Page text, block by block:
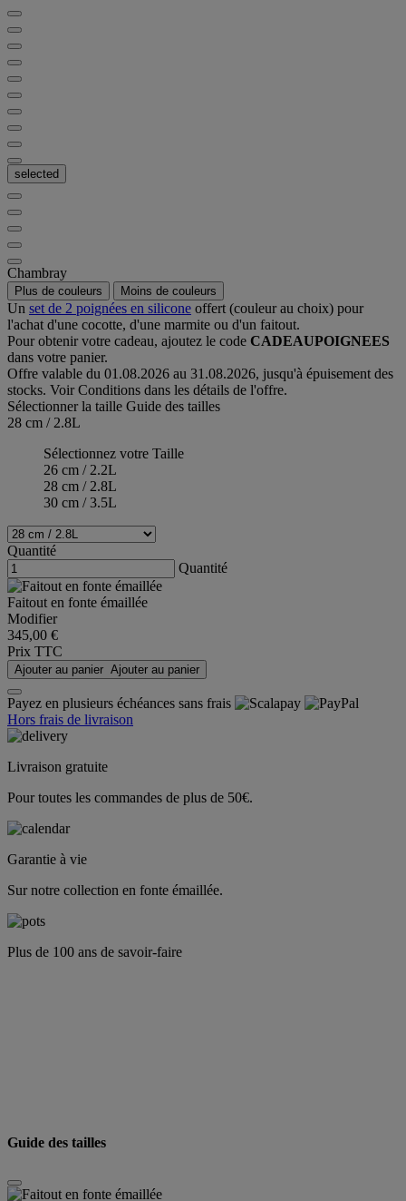
selected
Chambray
Plus de couleurs Moins de couleurs
Un set de 2 poignées en silicone offert (couleur au choix) pour
l'achat d'une cocotte, d'une marmite ou d'un faitout.
Pour obtenir votre cadeau, ajoutez le code CADEAUPOIGNEES
dans votre panier.
Offre valable du 01.08.2026 au 31.08.2026, jusqu'à épuisement des
stocks. Voir Conditions dans les détails de l'offre.
Sélectionner la taille Guide des tailles
28 cm / 2.8L
Sélectionnez votre Taille
26 cm / 2.2L
28 cm / 2.8L
30 cm / 3.5L
Quantité
Quantité
Faitout en fonte émaillée
Modifier
345,00 €
Prix TTC
Ajouter au panier Ajouter au panier
Payez en plusieurs échéances sans frais
Hors frais de livraison
Livraison gratuite
Pour toutes les commandes de plus de 50€.
Garantie à vie
Sur notre collection en fonte émaillée.
Plus de 100 ans de savoir-faire
Guide des tailles